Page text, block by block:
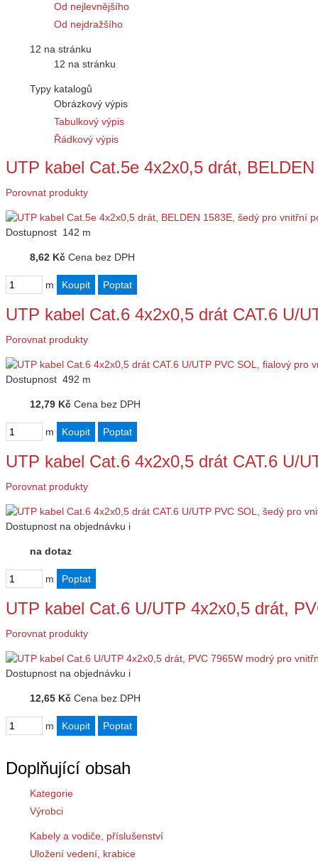
Od nejlevnějšího
Od nejdražšího
12 na stránku
12 na stránku
Typy katalogů
Obrázkový výpis
Tabulkový výpis
Řádkový výpis
UTP kabel Cat.5e 4x2x0,5 drát,
Porovnat produkty
Dostupnost 142 m
8,62 Kč Cena bez DPH
m
UTP kabel Cat.6 4x2x0,5 drát CAT.6 U/
Porovnat produkty
Dostupnost 492 m
12,79 Kč Cena bez DPH
m
UTP kabel Cat.6 4x2x0,5 drát CAT.6 U/
Porovnat produkty
Dostupnost na objednávku i
na dotaz
m
UTP kabel Cat.6 U/UTP 4x2x0,5 drát,
Porovnat produkty
Dostupnost na objednávku i
12,65 Kč Cena bez DPH
m
Doplňující obsah
Kategorie
Výrobci
Kabely a vodiče, příslušenství
Uložení vedení, krabice